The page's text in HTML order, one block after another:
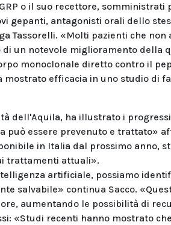
o il suo recettore, somministrati
gepanti, antagonisti orali dello
Tassorelli. «Molti pazienti che non
un notevole miglioramento della
monoclonale diretto contro il
efficacia in uno studio di
dell'Aquila, ha illustrato i
può essere prevenuto e trattato»
in Italia dal prossimo anno,
trattamenti attuali».
artificiale, possiamo
salvabile» continua Sacco.
aumentando le possibilità di
«Studi recenti hanno mostrato